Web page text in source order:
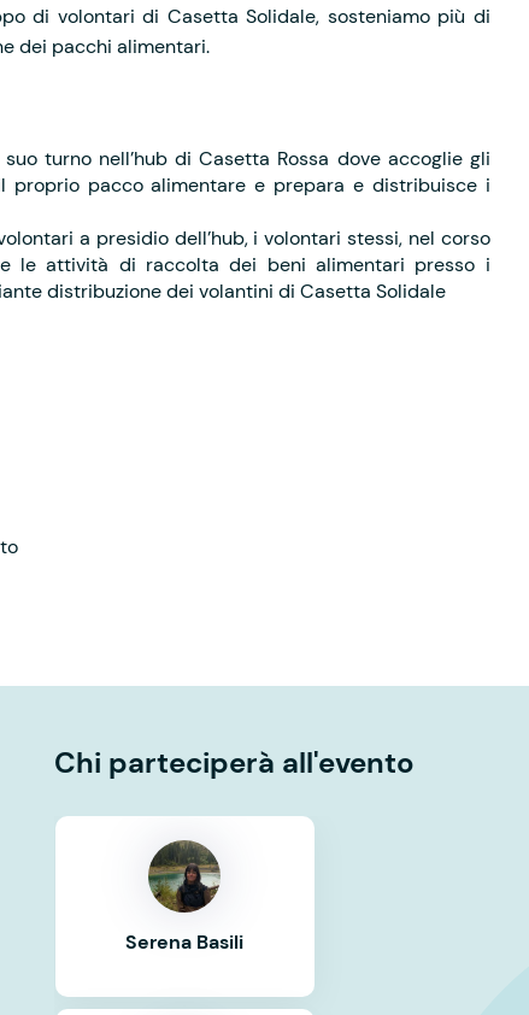
di volontari di Casetta Solidale, sosteniamo più di
dei pacchi alimentari.
turno nell’hub di Casetta Rossa dove accoglie gli
proprio pacco alimentare e prepara e distribuisce i
a presidio dell’hub, i volontari stessi, nel corso
le attività di raccolta dei beni alimentari presso i
distribuzione dei volantini di Casetta Solidale
Chi parteciperà all'evento
Serena Basili